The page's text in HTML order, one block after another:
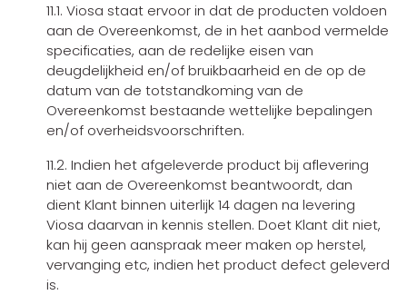
11.1. Viosa staat ervoor in dat de producten voldoen
aan de Overeenkomst, de in het aanbod vermelde
specificaties, aan de redelijke eisen van
deugdelijkheid en/of bruikbaarheid en de op de
datum van de totstandkoming van de
Overeenkomst bestaande wettelijke bepalingen
en/of overheidsvoorschriften.
11.2. Indien het afgeleverde product bij aflevering
niet aan de Overeenkomst beantwoordt, dan
dient Klant binnen uiterlijk 14 dagen na levering
Viosa daarvan in kennis stellen. Doet Klant dit niet,
kan hij geen aanspraak meer maken op herstel,
vervanging etc, indien het product defect geleverd
is.